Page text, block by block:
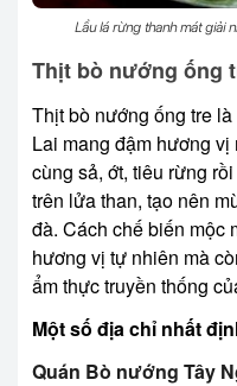
Lẩu lá rừng thanh mát giải
Thịt bò nướng ống
Thịt bò nướng ống tre
Lai mang đậm hương
cùng sả, ớt, tiêu rừng
trên lửa than, tạo nên
đà. Cách chế biến mộc
hương vị tự nhiên mà
ẩm thực truyền thống
Một số địa chỉ nhất
Quán Bò nướng Tây